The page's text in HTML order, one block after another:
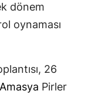
dönem
oynaması
26
Amasya Pirler